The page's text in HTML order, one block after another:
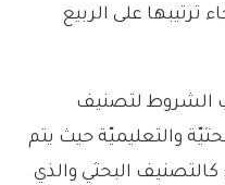
ترتيبها على الربيع
الشروط لتصنيف
والتعليميّة حيث يتم
كالتصنيف البحثي والذي